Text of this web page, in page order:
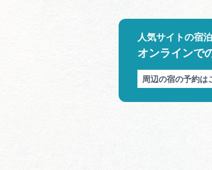
人気サイトの宿
オンラインで
周辺の宿の予約は